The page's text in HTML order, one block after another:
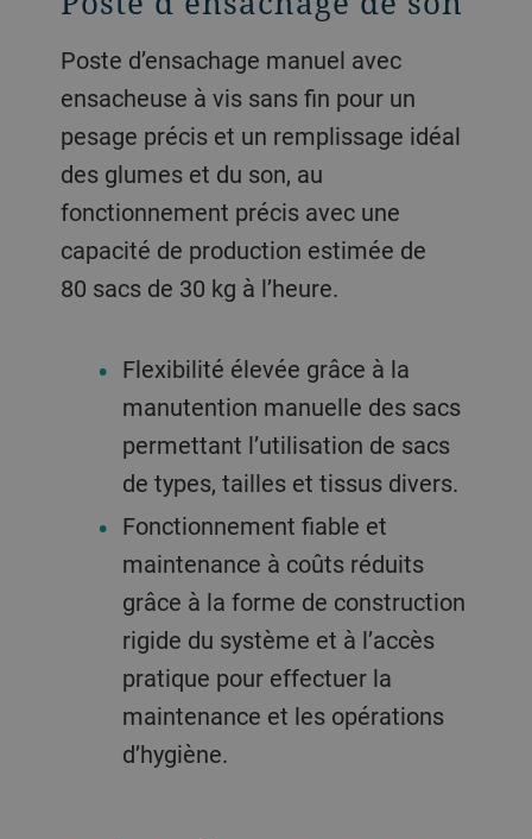
Poste d’ensachage manuel avec
ensacheuse à vis sans fin pour un
pesage précis et un remplissage idéal
des glumes et du son, au
fonctionnement précis avec une
capacité de production estimée de
80 sacs de 30 kg à l’heure.
Flexibilité élevée grâce à la
manutention manuelle des sacs
permettant l’utilisation de sacs
de types, tailles et tissus divers.
Fonctionnement fiable et
maintenance à coûts réduits
grâce à la forme de construction
rigide du système et à l’accès
pratique pour effectuer la
maintenance et les opérations
d’hygiène.